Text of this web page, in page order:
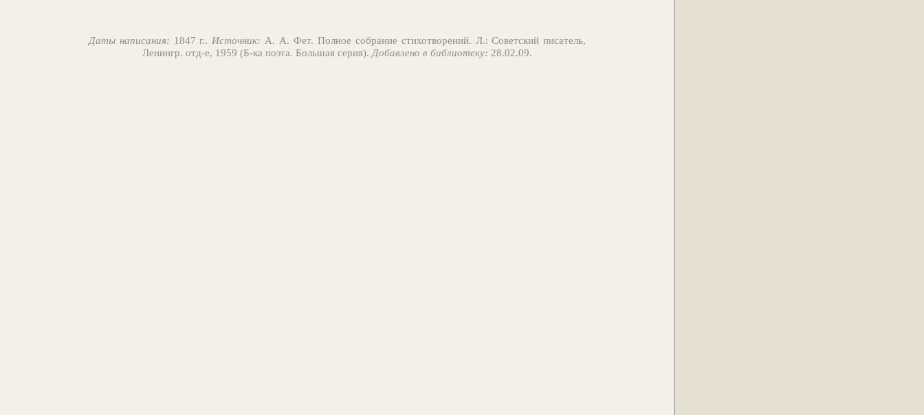
Даты написания: 1847 г..Источник: А. А. Фет. Полное собрание стихотворений. Л.: Советский писатель,
Ленингр. отд-е, 1959 (Б-ка поэта. Большая серия).Добавлено в библиотеку: 28.02.09.